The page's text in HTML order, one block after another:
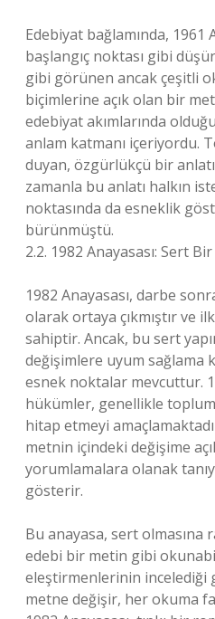
Edebiyat bağlamında, 1961
başlangıç noktası gibi
gibi görünen ancak çeşitli
biçimlerine açık olan bir
edebiyat akımlarında
anlam katmanı içeriyordu.
duyan, özgürlükçü bir
zamanla bu anlatı halkın
noktasında da esneklik
bürünmüştü.
2.2. 1982 Anayasası: Sert
1982 Anayasası, darbe
olarak ortaya çıkmıştır ve
sahiptir. Ancak, bu sert
değişimlere uyum sağlama
esnek noktalar mevcuttur.
hükümler, genellikle
hitap etmeyi
metnin içindeki değişime
yorumlamalara olanak
gösterir.
Bu anayasa, sert olmasına
edebi bir metin gibi
eleştirmenlerinin incelediği
metne değişir, her okuma